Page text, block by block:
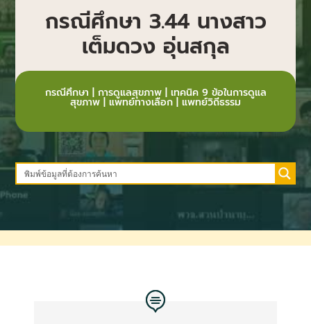
กรณีศึกษา 3.44 นางสาว
เต็มดวง อุ่นสกุล
กรณีศึกษา | การดูแลสุขภาพ| เทคนิค 9 ข้อในการดูแล
สุขภาพ | แพทย์ทางเลือก | แพทย์วิถีธรรม